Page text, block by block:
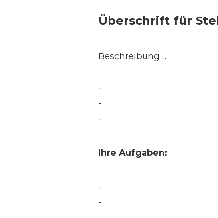
Überschrift für
Beschreibung ...
-
-
-
Ihre Aufgaben:
-
-